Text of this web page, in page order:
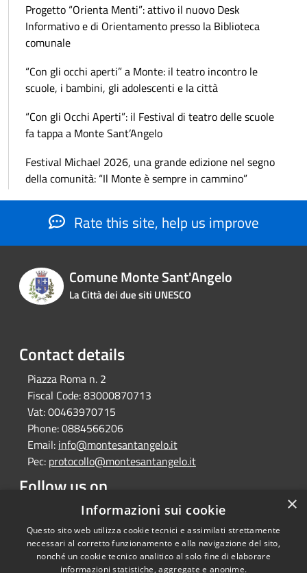
Progetto “Orienta Menti”: attivo il nuovo Desk
Informativo e di Orientamento presso la Biblioteca
comunale
“Con gli occhi aperti” a Monte: il teatro incontro le
scuole, i bambini, gli adolescenti e la città
“Con gli Occhi Aperti”: il Festival di teatro delle scuole
fa tappa a Monte Sant’Angelo
Festival Michael 2026, una grande edizione nel segno
della comunità: “Il Monte è sempre in cammino”
Rate this site, help us improve
Comune Monte Sant'Angelo
La Città dei due siti UNESCO
Contact details
Piazza Roma n. 2
Fiscal Code:83000870713
Vat:00463970715
Phone:0884566206
Email: info@montesantangelo.it
Pec: protocollo@montesantangelo.it
Follow us on
FacebookYoutubeInstagramTelegramWhatsapp ×
Informazioni sui cookie
Questo sito web utilizza cookie tecnici e assimilati strettamente
necessari al corretto funzionamento e alla navigazione del sito,
nonché un cookie tecnico analitico al solo fine di elaborare
informazioni statistiche, aggregate e anonime.